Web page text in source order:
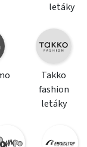
letáky
Takko
fashion
letáky